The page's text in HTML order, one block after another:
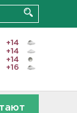
+14
+14
+14
+16